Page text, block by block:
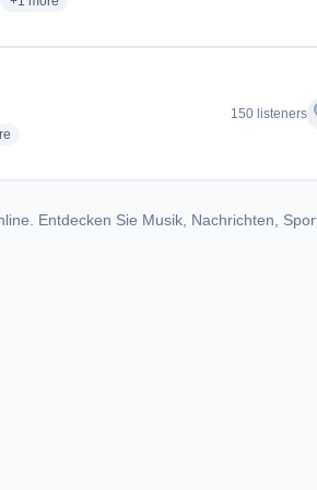
genres for Radio Biskra
150 listeners
Entdecken Sie Musik, Nachrichten,